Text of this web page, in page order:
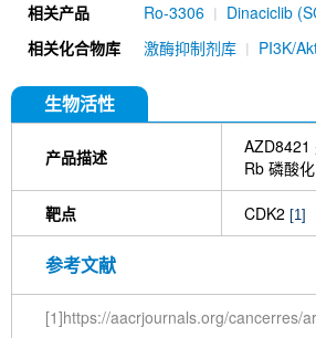
相关产品 Ro-3306 Dinaciclib
JNJ-7706621
Kenpaullone
SEL120
G1T38
Cdc25C Antibody
Cyclin B1 Antibody
(Rabbit mAb) [P12H8]
[B12M16]
相关化合物库 激酶抑制剂库 PI3K/
生物活性
产品描述
AZD8421
Rb 磷酸
靶点 CDK2 [1]
参考文献